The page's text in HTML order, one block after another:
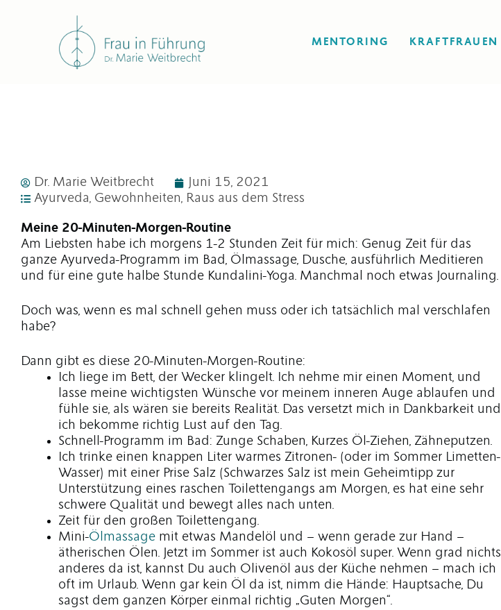
MENTORING KRAFTFRAUEN
Dr. Marie Weitbrecht
Juni 15, 2021
Ayurveda, Gewohnheiten, Raus aus dem Stress
Meine 20-Minuten-Morgen-Routine
Am Liebsten habe ich morgens 1-2 Stunden Zeit für mich: Genug Zeit für das
ganze Ayurveda-Programm im Bad, Ölmassage, Dusche, ausführlich Meditieren
und für eine gute halbe Stunde Kundalini-Yoga. Manchmal noch etwas Journaling.
Doch was, wenn es mal schnell gehen muss oder ich tatsächlich mal verschlafen
habe?
Dann gibt es diese 20-Minuten-Morgen-Routine:
Ich liege im Bett, der Wecker klingelt. Ich nehme mir einen Moment, und
lasse meine wichtigsten Wünsche vor meinem inneren Auge ablaufen und
fühle sie, als wären sie bereits Realität. Das versetzt mich in Dankbarkeit und
ich bekomme richtig Lust auf den Tag.
Schnell-Programm im Bad: Zunge Schaben, Kurzes Öl-Ziehen, Zähneputzen.
Ich trinke einen knappen Liter warmes Zitronen- (oder im Sommer Limetten-
Wasser) mit einer Prise Salz (Schwarzes Salz ist mein Geheimtipp zur
Unterstützung eines raschen Toilettengangs am Morgen, es hat eine sehr
schwere Qualität und bewegt alles nach unten.
Zeit für den großen Toilettengang.
Mini-Ölmassage mit etwas Mandelöl und – wenn gerade zur Hand –
ätherischen Ölen. Jetzt im Sommer ist auch Kokosöl super. Wenn grad nichts
anderes da ist, kannst Du auch Olivenöl aus der Küche nehmen – mach ich
oft im Urlaub. Wenn gar kein Öl da ist, nimm die Hände: Hauptsache, Du
sagst dem ganzen Körper einmal richtig „Guten Morgen“.